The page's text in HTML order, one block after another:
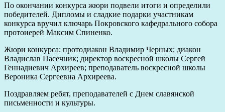
По окончании конкурса жюри подвели итоги и определили
победителей. Дипломы и сладкие подарки участникам
конкурса вручил ключарь Покровского кафедрального собора
протоиерей Максим Спиненко.
Жюри конкурса: протодиакон Владимир Черных; диакон
Владислав Пасечник; директор воскресной школы Сергей
Геннадиевич Архиреев; преподаватель воскресной школы
Вероника Сергеевна Архиреева.
Поздравляем ребят, преподавателей с Днем славянской
письменности и культуры.